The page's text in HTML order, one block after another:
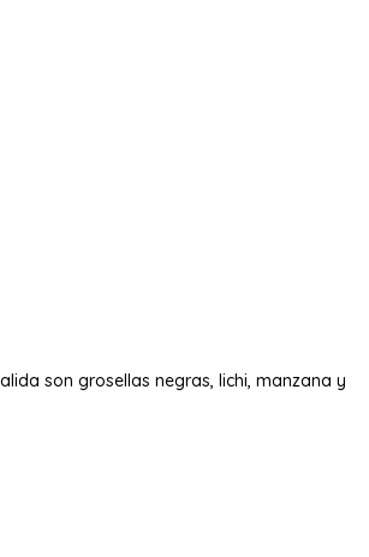
son grosellas negras, lichi, manzana y